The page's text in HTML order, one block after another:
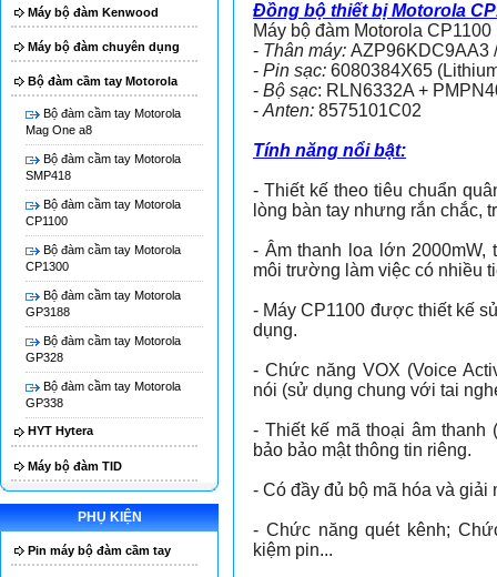
Máy bộ đàm Kenwood
Máy bộ đàm chuyên dụng
Bộ đàm cầm tay Motorola
Bộ đàm cầm tay Motorola
Mag One a8
Bộ đàm cầm tay Motorola
SMP418
Bộ đàm cầm tay Motorola
CP1100
Bộ đàm cầm tay Motorola
CP1300
Bộ đàm cầm tay Motorola
GP3188
Bộ đàm cầm tay Motorola
GP328
Bộ đàm cầm tay Motorola
GP338
HYT Hytera
Máy bộ đàm TID
PHỤ KIỆN
Pin máy bộ đàm cầm tay
Đồng bộ thiết bị Motorola
Máy bộ đàm Motorola CP1100
- Thân máy: AZP96KDC9AA3
- Pin sạc: 6080384X65
- Bộ sạc: RLN6332A +
- Anten: 8575101C02
Tính năng nổi bật:
- Thiết kế theo tiêu chuẩn
lòng bàn tay nhưng rắn chắc,
- Âm thanh loa lớn 2000mW,
môi trường làm việc có nhiều
- Máy CP1100 được thiết kế
dụng.
- Chức năng VOX (Voice
nói (sử dụng chung với tai
- Thiết kế mã thoại âm thanh
bảo bảo mật thông tin riêng.
- Có đầy đủ bộ mã hóa và
- Chức năng quét kênh;
kiệm pin...